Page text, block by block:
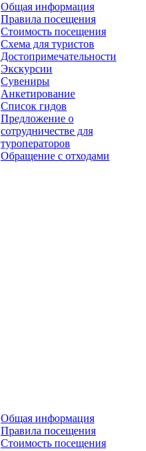
Общая информация
Правила посещения
Стоимость посещения
Схема для туристов
Достопримечательности
Экскурсии
Сувениры
Анкетирование
Список гидов
Предложение о
сотрудничестве для
туроператоров
Обращение с отходами
Общая информация
Правила посещения
Стоимость посещения